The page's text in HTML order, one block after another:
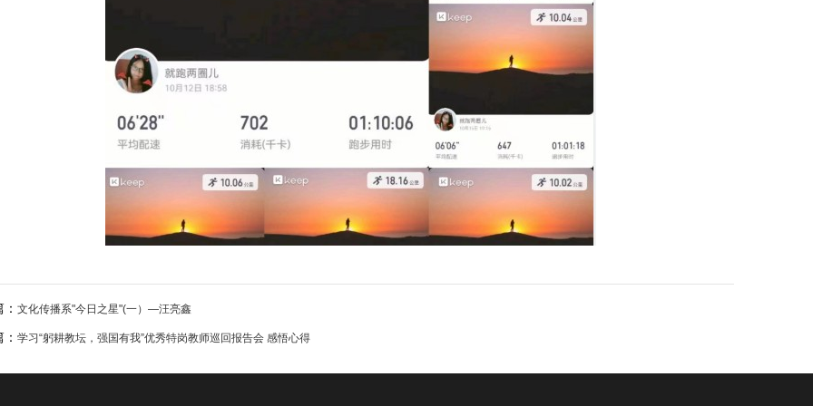
文化传播系"今日之星"(一）—汪亮鑫
学习“躬耕教坛，强国有我”优秀特岗教师巡回报告会 感悟心得